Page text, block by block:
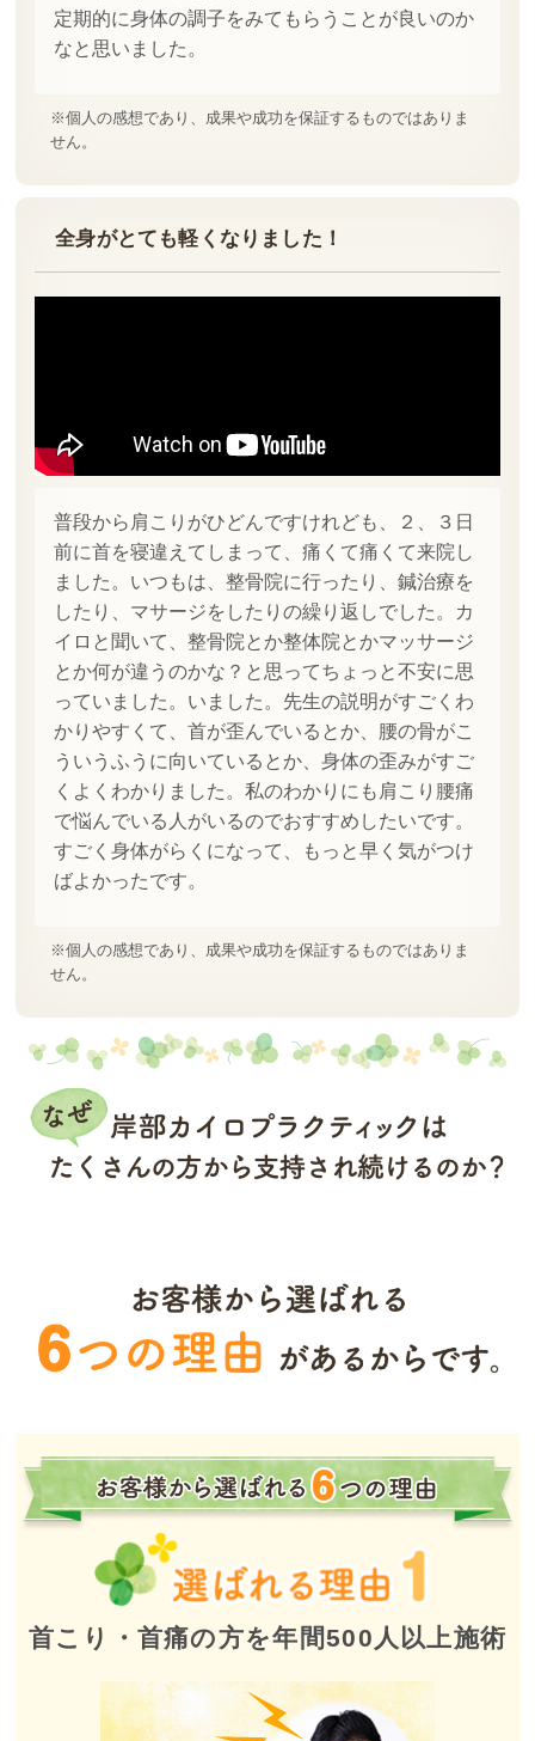
定期的に身体の調子をみてもらうことが良いのか
なと思いました。
※個人の感想であり、成果や成功を保証するものではありま
せん。
全身がとても軽くなりました！
普段から肩こりがひどんですけれども、２、３日
前に首を寝違えてしまって、痛くて痛くて来院し
ました。いつもは、整骨院に行ったり、鍼治療を
したり、マサージをしたりの繰り返しでした。カ
イロと聞いて、整骨院とか整体院とかマッサージ
とか何が違うのかな？と思ってちょっと不安に思
っていました。いました。先生の説明がすごくわ
かりやすくて、首が歪んでいるとか、腰の骨がこ
ういうふうに向いているとか、身体の歪みがすご
くよくわかりました。私のわかりにも肩こり腰痛
で悩んでいる人がいるのでおすすめしたいです。
すごく身体がらくになって、もっと早く気がつけ
ばよかったです。
※個人の感想であり、成果や成功を保証するものではありま
せん。
首こり・首痛の方を年間500人以上施術